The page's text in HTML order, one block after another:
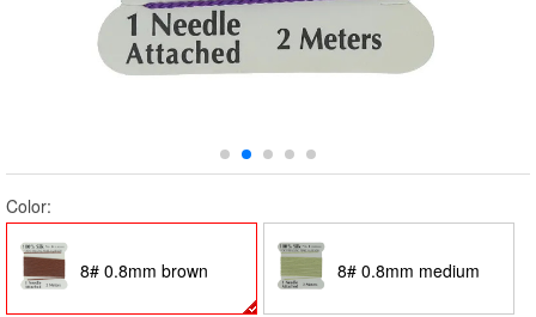
Color:
8# 0.8mm brown 8# 0.8mm medium